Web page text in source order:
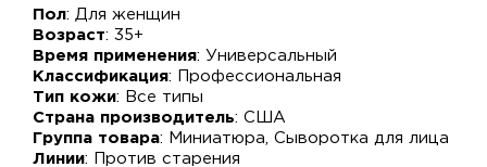
Пол: Для женщин
Возраст: 35+
Время применения: Универсальный
Классификация: Профессиональная
Тип кожи: Все типы
Страна производитель: США
Группа товара: Миниатюра, Сыворотка для лица
Линии: Против старения